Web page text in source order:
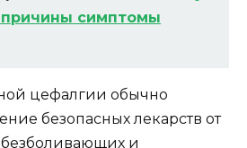
причины симптомы
цефалгии обычно
безопасных лекарств от
и